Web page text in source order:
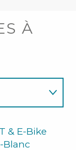
À
& E-Bike
Blanc